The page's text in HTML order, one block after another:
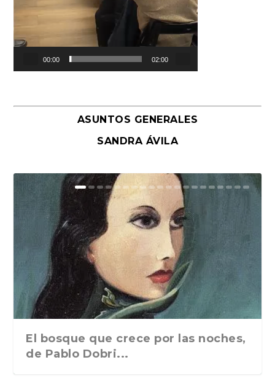
00:00 02:00
ASUNTOS GENERALES
SANDRA ÁVILA
El bosque que crece por las noches,
de Pablo Dobri...